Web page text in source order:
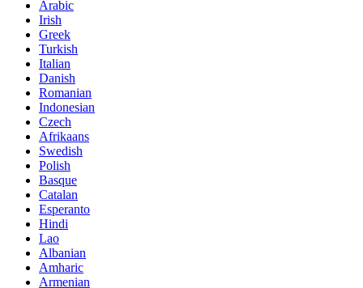
Arabic
Irish
Greek
Turkish
Italian
Danish
Romanian
Indonesian
Czech
Afrikaans
Swedish
Polish
Basque
Catalan
Esperanto
Hindi
Lao
Albanian
Amharic
Armenian